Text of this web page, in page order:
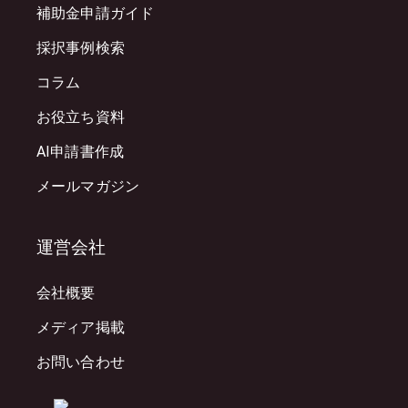
補助金申請ガイド
採択事例検索
コラム
お役立ち資料
AI申請書作成
メールマガジン
運営会社
会社概要
メディア掲載
お問い合わせ